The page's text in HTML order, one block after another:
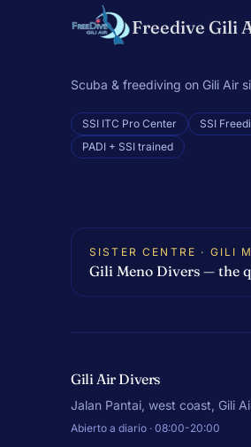
Freedive Gili
Scuba & freediving on Gili Air
SSI ITC Pro Center
SSI
PADI + SSI trained
SISTER CENTRE · GILI
Gili Meno Divers — the
Gili Air Divers
Jalan Pantai, west coast, Gili
Abierto a diario · 08:00-20:00